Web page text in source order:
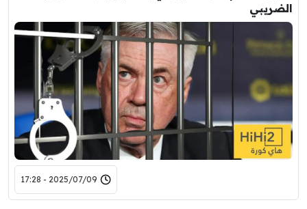
الضريبي
2025/07/09 - 17:28